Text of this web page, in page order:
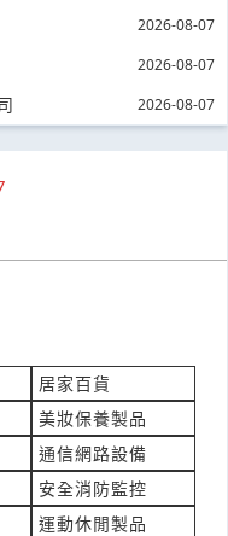
紙嗎？
立即報價
2026-08-07
2026-08-07
2026-08-07
居家百貨
美妝保養製品
通信網路設備
安全消防監控
運動休閒製品